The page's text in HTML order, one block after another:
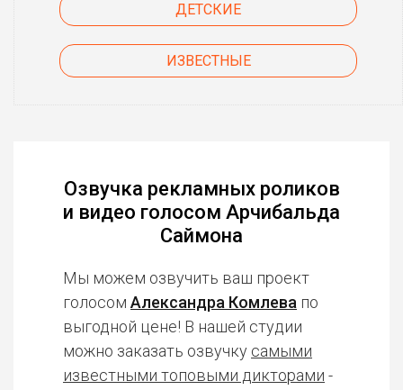
ДЕТСКИЕ
ИЗВЕСТНЫЕ
Озвучка рекламных роликов
и видео голосом Арчибальда
Саймона
Мы можем озвучить ваш проект
голосом Александра Комлева по
выгодной цене! В нашей студии
можно заказать озвучку самыми
известными топовыми дикторами -